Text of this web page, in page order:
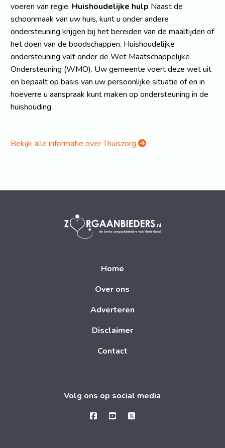
voeren van regie. Huishoudelijke hulp Naast de
schoonmaak van uw huis, kunt u onder andere
ondersteuning krijgen bij het bereiden van de maaltijden of
het doen van de boodschappen. Huishoudelijke
ondersteuning valt onder de Wet Maatschappelijke
Ondersteuning (WMO). Uw gemeente voert deze wet uit
en bepaalt op basis van uw persoonlijke situatie of en in
hoeverre u aanspraak kunt maken op ondersteuning in de
huishouding.
Bekijk alle informatie over Thuiszorg
Home
Over ons
Adverteren
Disclaimer
Contact
Volg ons op social media